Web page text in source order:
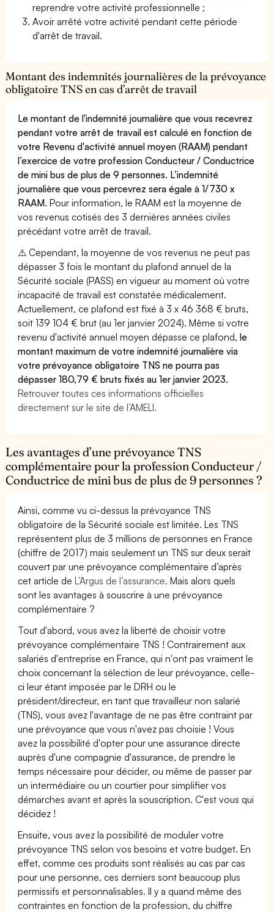
reprendre votre activité professionnelle ;
Avoir arrêté votre activité pendant cette période
d'arrêt de travail.
Montant des indemnités journalières de la prévoyance
obligatoire TNS en cas d’arrêt de travail
Le montant de l'indemnité journalière que vous recevrez
pendant votre arrêt de travail est calculé en fonction de
votre Revenu d'activité annuel moyen (RAAM) pendant
l’exercice de votre profession Conducteur / Conductrice
de mini bus de plus de 9 personnes. L’indemnité
journalière que vous percevrez sera égale à 1/730 x
RAAM. Pour information, le RAAM est la moyenne de
vos revenus cotisés des 3 dernières années civiles
précédant votre arrêt de travail.
⚠️ Cependant, la moyenne de vos revenus ne peut pas
dépasser 3 fois le montant du plafond annuel de la
Sécurité sociale (PASS) en vigueur au moment où votre
incapacité de travail est constatée médicalement.
Actuellement, ce plafond est fixé à 3 x 46 368 € bruts,
soit 139 104 € brut (au 1er janvier 2024). Même si votre
revenu d'activité annuel moyen dépasse ce plafond,le
montant maximum de votre indemnité journalière via
votre prévoyance obligatoire TNS ne pourra pas
dépasser 180,79 € bruts fixés au 1er janvier 2023.
Retrouver toutes ces informations officielles
directement sur le site de l’AMELI.
Les avantages d’une prévoyance TNS
complémentaire pour la profession Conducteur /
Conductrice de mini bus de plus de 9 personnes ?
Ainsi, comme vu ci-dessus la prévoyance TNS
obligatoire de la Sécurité sociale est limitée. Les TNS
représentent plus de 3 millions de personnes en France
(chiffre de 2017) mais seulement un TNS sur deux serait
couvert par une prévoyance complémentaire d’après
cet article deL’Argus de l’assurance. Mais alors quels
sont les avantages à souscrire à une prévoyance
complémentaire ?
Tout d'abord, vous avez la liberté de choisir votre
prévoyance complémentaire TNS ! Contrairement aux
salariés d'entreprise en France, qui n'ont pas vraiment le
choix concernant la sélection de leur prévoyance, celle-
ci leur étant imposée par le DRH ou le
président/directeur, en tant que travailleur non salarié
(TNS), vous avez l'avantage de ne pas être contraint par
une prévoyance que vous n'avez pas choisie ! Vous
avez la possibilité d'opter pour une assurance directe
auprès d'une compagnie d'assurance, de prendre le
temps nécessaire pour décider, ou même de passer par
un intermédiaire ou un courtier pour simplifier vos
démarches avant et après la souscription. C'est vous qui
décidez !
Ensuite, vous avez la possibilité de moduler votre
prévoyance TNS selon vos besoins et votre budget. En
effet, comme ces produits sont réalisés au cas par cas
pour une personne, ces derniers sont beaucoup plus
permissifs et personnalisables. Il y a quand même des
contraintes en fonction de la profession, du chiffre